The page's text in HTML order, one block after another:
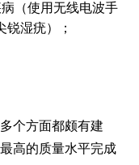
（使用无线电波手
湿疣）；
个方面都颇有建
高的质量水平完成